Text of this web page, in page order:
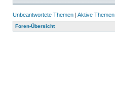
Unbeantwortete Themen | Aktive Themen
Foren-Übersicht